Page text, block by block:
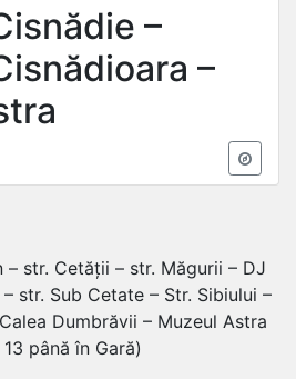
–
–
– str. Cetății – str. Măgurii – DJ
– str. Sub Cetate – Str. Sibiului –
Dumbrăvii – Muzeul Astra
până în Gară)